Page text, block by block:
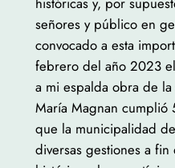
señores y público en
convocado a esta
febrero del año 2023
a mi espalda obra de
María Magnan cumplió
que la municipalidad
diversas gestiones a